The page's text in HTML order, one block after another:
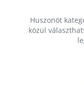
Huszonöt
közül